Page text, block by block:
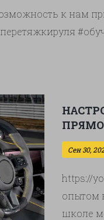
к нам
Сен 30,
https://
опытом
школе